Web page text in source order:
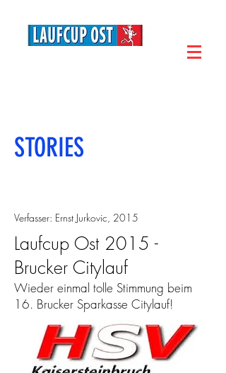
STORIES
Verfasser: Ernst Jurkovic, 2015
Laufcup Ost 2015 -
Brucker Citylauf
Wieder einmal tolle Stimmung beim
16. Brucker Sparkasse Citylauf!